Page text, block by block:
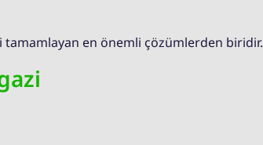
en önemli çözümlerden biridir.